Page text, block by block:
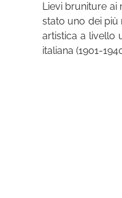
Lievi bruniture ai
stato uno dei più
artistica a livello
italiana (1901-